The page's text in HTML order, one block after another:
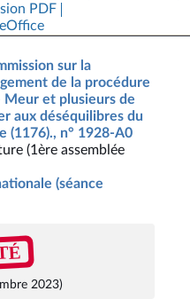
PDF
sur la
de la procédure
Meur et plusieurs de
aux déséquilibres du
(1176)., n° 1928-A0
(1ère assemblée
(séance
2023)